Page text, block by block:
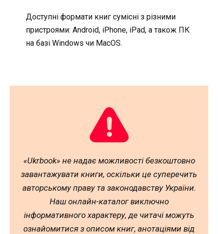
Доступні формати книг сумісні з різними
пристроями: Android, iPhone, iPad, а також ПК
на базі Windows чи MacOS.
«Ukrbook» не надає можливості безкоштовно
завантажувати книги, оскільки це суперечить
авторському праву та законодавству України.
Наш онлайн-каталог виключно
інформативного характеру, де читачі можуть
ознайомитися з описом книг, анотаціями від